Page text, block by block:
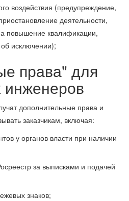
воздействия (предупреждение,
деятельности,
повышение квалификации,
исключении);
права" для
инженеров
дополнительные права и
заказчикам, включая:
у органов власти при наличии
за выписками и подачей
знаков;